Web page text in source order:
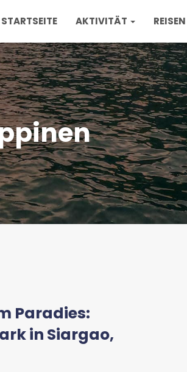
STARTSEITE AKTIVITÄT REISEN
Paradies:
in Siargao,